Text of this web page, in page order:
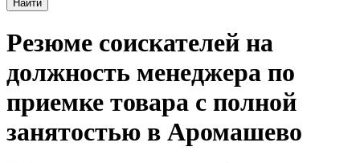
Найти
Резюме соискателей на
должность менеджера по
приемке товара с полной
занятостью в Аромашево